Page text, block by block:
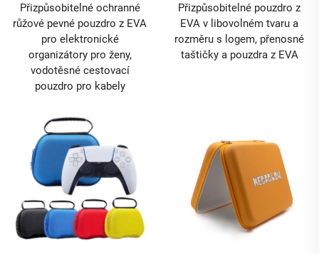
Přizpůsobitelné ochranné
růžové pevné pouzdro z EVA
pro elektronické
organizátory pro ženy,
vodotěsné cestovací
pouzdro pro kabely
Přizpůsobitelné pouzdro z
EVA v libovolném tvaru a
rozměru s logem, přenosné
taštičky a pouzdra z EVA